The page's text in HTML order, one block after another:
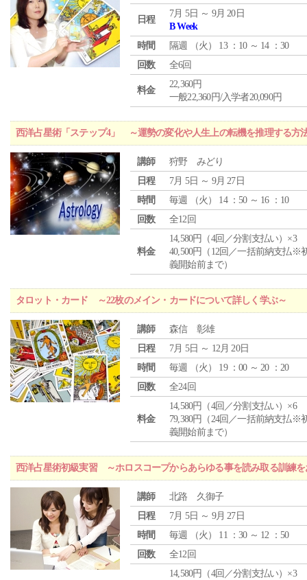
日程
7月 5日 ～ 9月 20日
B Week
時間
隔週 （火 ） 13 ：10 ～ 14 ：30
回数
全6回
料金
22,360円
一般22,360円/入学者20,090円
西洋占星術「ステップ4」 ～運勢の変化や人生上の転機を推理する方
講師
狩野 みどり
日程
7月 5日 ～ 9月 27日
時間
毎週 （火 ） 14 ：50 ～ 16 ：10
回数
全12回
料金
14,580円（4回／分割支払い）×3
40,500円（12回／一括前納支払※
義開始前まで）
タロット・カード ～22枚のメイン・カードについて詳しく学ぶ～
講師
森信 彰雄
日程
7月 5日 ～ 12月 20日
時間
毎週 （火 ） 19 ：00 ～ 20 ：20
回数
全24回
料金
14,580円（4回／分割支払い）×6
79,380円（24回／一括前納支払※
義開始前まで）
西洋占星術初級実習 ～ホロスコープからあらゆる事を読み取る訓練を
講師
北路 久御子
日程
7月 5日 ～ 9月 27日
時間
毎週 （火 ） 11 ：30 ～ 12 ：50
回数
全12回
14,580円（4回／分割支払い）×3